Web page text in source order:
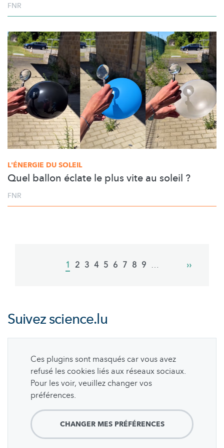
FNR
L'ÉNERGIE DU SOLEIL
Quel ballon éclate le plus vite au soleil ?
FNR
Current
1 Page
2 Page
3 Page
4 Page
5 Page
6 Page
7 Page
8 Page
9 …
Next
››
Suivezscience.lu
Ces plugins sont masqués car vous avez
refusé les cookies liés aux réseaux sociaux.
Pour les voir, veuillez changer vos
préférences.
CHANGER MES PRÉFÉRENCES